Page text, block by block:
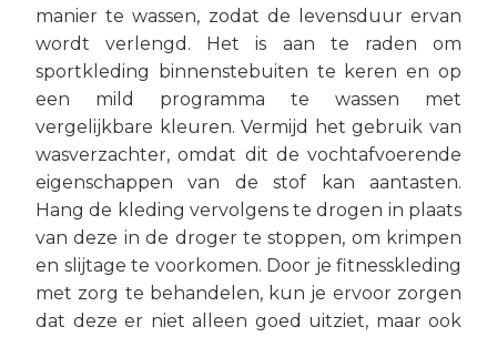
manier te wassen, zodat de levensduur ervan
wordt verlengd. Het is aan te raden om
sportkleding binnenstebuiten te keren en op
een mild programma te wassen met
vergelijkbare kleuren. Vermijd het gebruik van
wasverzachter, omdat dit de vochtafvoerende
eigenschappen van de stof kan aantasten.
Hang de kleding vervolgens te drogen in plaats
van deze in de droger te stoppen, om krimpen
en slijtage te voorkomen. Door je fitnesskleding
met zorg te behandelen, kun je ervoor zorgen
dat deze er niet alleen goed uitziet, maar ook